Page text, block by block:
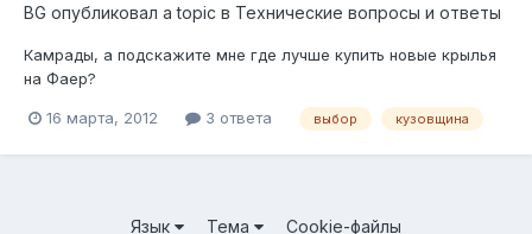
BG опубликовал a topic в Технические вопросы и ответы
Камрады, а подскажите мне где лучше купить новые крылья
на Фаер?
Model/FIREBIRD/Department/Exterior-
16 марта, 2012 3 ответа выбор кузовщина
Язык Тема Cookie-файлы